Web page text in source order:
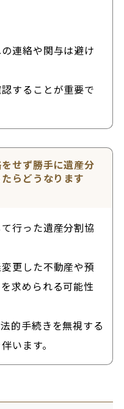
連絡や関与は避け
することが重要で
せず勝手に遺産分
らどうなります
行った遺産分割協
更した不動産や預
求められる可能性
的手続きを無視する
います。